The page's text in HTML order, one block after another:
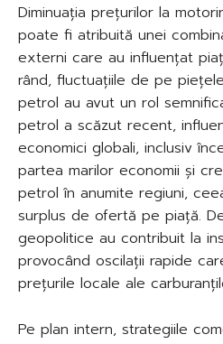
Diminuația prețurilor la
poate fi atribuită unei
externi care au influențat
rând, fluctuațiile de pe
petrol au avut un rol
petrol a scăzut recent,
economici globali, inclusiv
partea marilor economii și
petrol în anumite regiuni,
surplus de ofertă pe piață.
geopolitice au contribuit la
provocând oscilații rapide
prețurile locale ale
Pe plan intern, strategiile